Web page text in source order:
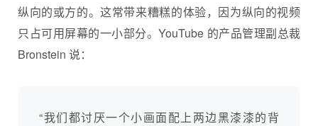
纵向的或方的。这常带来糟糕的体验，因为纵向的视频
只占可用屏幕的一小部分。YouTube 的产品管理副总裁
Bronstein 说：
“我们都讨厌一个小画面配上两边黑漆漆的背